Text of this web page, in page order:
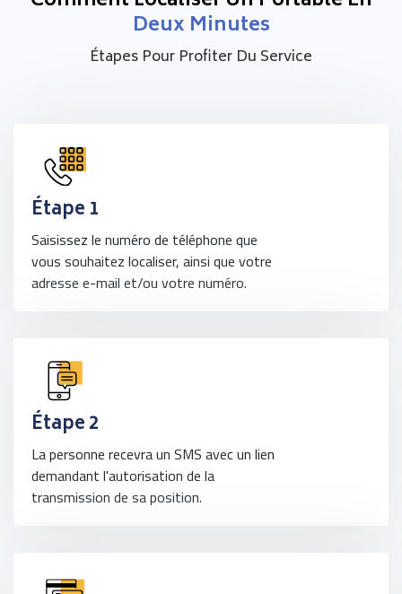
Deux Minutes
Étapes Pour Profiter Du Service
Étape 1
Saisissez le numéro de téléphone que
vous souhaitez localiser, ainsi que votre
adresse e-mail et/ou votre numéro.
Étape 2
La personne recevra un SMS avec un lien
demandant l'autorisation de la
transmission de sa position.